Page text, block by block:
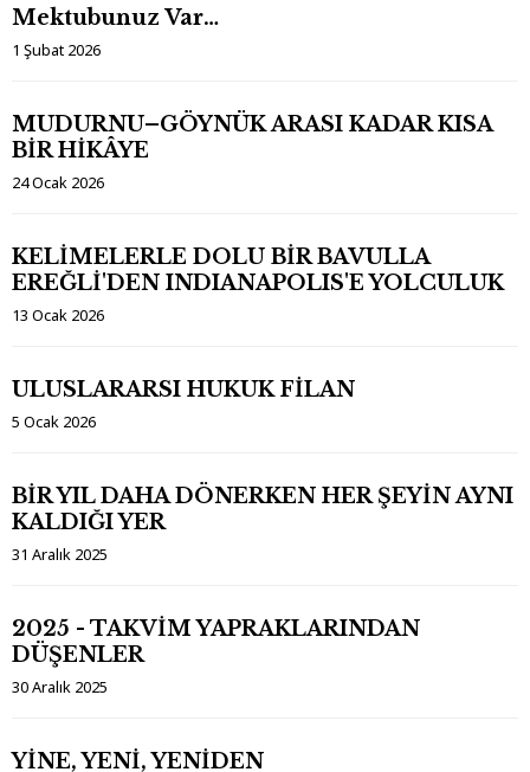
Mektubunuz Var…
1 Şubat 2026
MUDURNU–GÖYNÜK ARASI KADAR KISA
BİR HİKÂYE
24 Ocak 2026
KELİMELERLE DOLU BİR BAVULLA
EREĞLİ'DEN INDIANAPOLIS'E YOLCULUK
13 Ocak 2026
ULUSLARARSI HUKUK FİLAN
5 Ocak 2026
BİR YIL DAHA DÖNERKEN HER ŞEYİN AYNI
KALDIĞI YER
31 Aralık 2025
2025 - TAKVİM YAPRAKLARINDAN
DÜŞENLER
30 Aralık 2025
YİNE, YENİ, YENİDEN